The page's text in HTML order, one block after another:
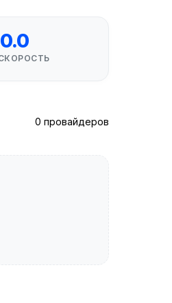
0.0
0 провайдеров